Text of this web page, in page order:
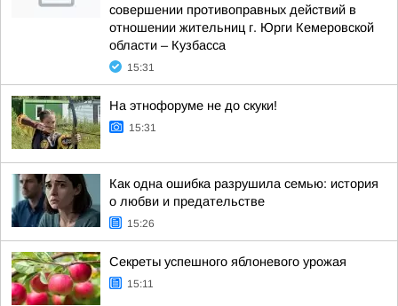
совершении противоправных действий в
отношении жительниц г. Юрги Кемеровской
области – Кузбасса
15:31
На этнофоруме не до скуки!
15:31
Как одна ошибка разрушила семью: история
о любви и предательстве
15:26
Секреты успешного яблоневого урожая
15:11